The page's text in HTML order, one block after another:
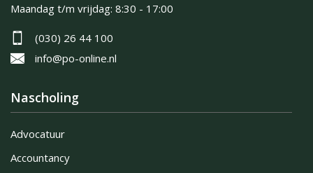
Maandag t/m vrijdag: 8:30 - 17:00
(030) 26 44 100
info@po-online.nl
Nascholing
Advocatuur
Accountancy